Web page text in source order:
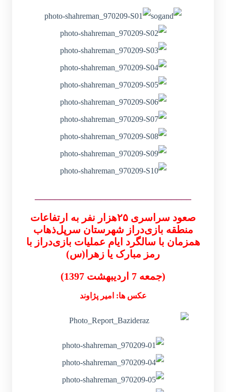
صعود سراسری ۲۵هزار نفر به ارتفاعات
منطقه بازی‌دراز شهرستان سرپل‌ذهاب
همزمان با سالگرد ایام عملیات بازی‌دراز با
رمز مبارک یا زهرا(س)
(جمعه 7 اردیبهشت 1397)
عکس ها: امیر پژاوند